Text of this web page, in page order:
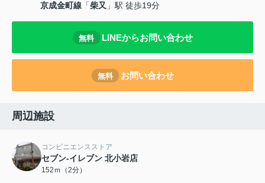
京成金町線 「柴又 」駅 徒歩19分
無料 LINEからお問い合わせ
無料 お問い合わせ
周辺施設
コンビニエンスストア
セブン‐イレブン 北小岩店
152ｍ（2分）